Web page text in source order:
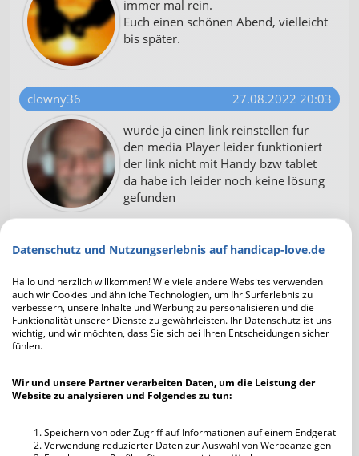
Datenschutz und Nutzungserlebnis auf handicap-love.de
Hallo und herzlich willkommen! Wie viele andere Websites verwenden
auch wir Cookies und ähnliche Technologien, um Ihr Surferlebnis zu
verbessern, unsere Inhalte und Werbung zu personalisieren und die
Funktionalität unserer Dienste zu gewährleisten. Ihr Datenschutz ist uns
wichtig, und wir möchten, dass Sie sich bei Ihren Entscheidungen sicher
fühlen.
Wir und unsere Partner verarbeiten Daten, um die Leistung der
Website zu analysieren und Folgendes zu tun:
Speichern von oder Zugriff auf Informationen auf einem Endgerät
Verwendung reduzierter Daten zur Auswahl von Werbeanzeigen
immer mal rein.
Euch einen schönen Abend, vielleicht
bis später.
clowny36
27.08.2022 20:03
würde ja einen link reinstellen für
den media Player leider funktioniert
der link nicht mit Handy bzw tablet
da habe ich leider noch keine lösung
gefunden
Lösung kriegst du hin...👍
clowny36
27.08.2022 20:07